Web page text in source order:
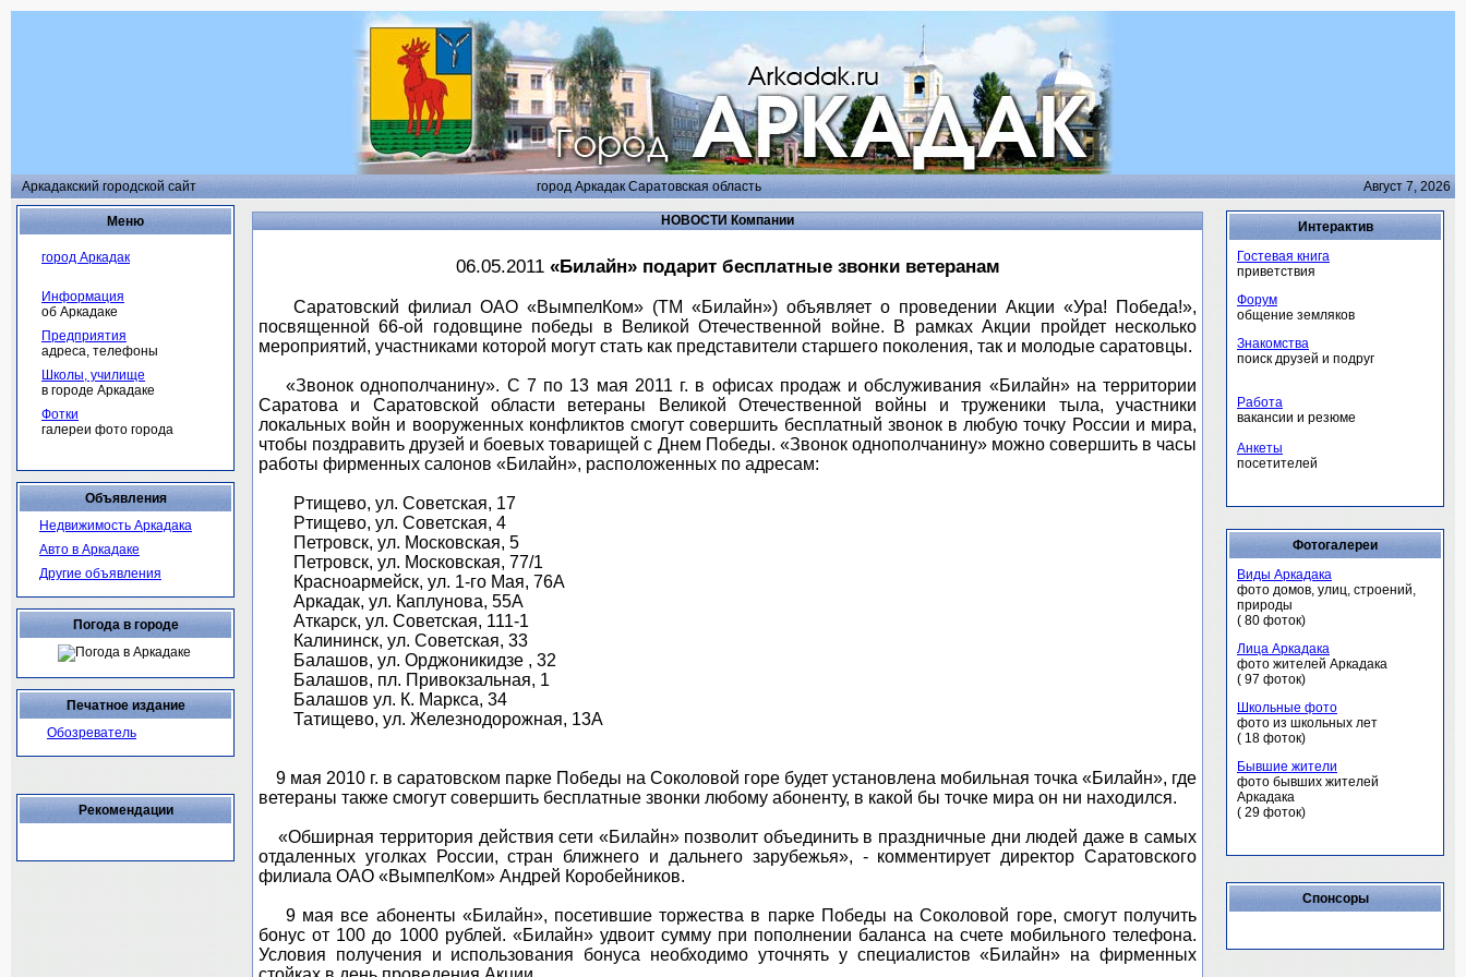
Аркадакский городской сайт город Аркадак Саратовская область Август 7, 2026
Меню
город Аркадак
Информация
об Аркадаке
Предприятия
адреса, телефоны
Школы, училище
в городе Аркадаке
Фотки
галереи фото города
Объявления
Недвижимость Аркадака
Авто в Аркадаке
Другие объявления
Погода в городе
Печатное издание
Обозреватель
Рекомендации
НОВОСТИ Компании
06.05.2011 «Билайн» подарит бесплатные звонки ветеранам
Саратовский филиал ОАО «ВымпелКом» (ТМ «Билайн») объявляет о проведении Акции «Ура! Победа!»,
посвященной 66-ой годовщине победы в Великой Отечественной войне. В рамках Акции пройдет несколько
мероприятий, участниками которой могут стать как представители старшего поколения, так и молодые саратовцы.
«Звонок однополчанину». С 7 по 13 мая 2011 г. в офисах продаж и обслуживания «Билайн» на территории
Саратова и Саратовской области ветераны Великой Отечественной войны и труженики тыла, участники
локальных войн и вооруженных конфликтов смогут совершить бесплатный звонок в любую точку России и мира,
чтобы поздравить друзей и боевых товарищей с Днем Победы. «Звонок однополчанину» можно совершить в часы
работы фирменных салонов «Билайн», расположенных по адресам:
Ртищево, ул. Советская, 17
Ртищево, ул. Советская, 4
Петровск, ул. Московская, 5
Петровск, ул. Московская, 77/1
Красноармейск, ул. 1-го Мая, 76А
Аркадак, ул. Каплунова, 55А
Аткарск, ул. Советская, 111-1
Калининск, ул. Советская, 33
Балашов, ул. Орджоникидзе , 32
Балашов, пл. Привокзальная, 1
Балашов ул. К. Маркса, 34
Татищево, ул. Железнодорожная, 13А
9 мая 2010 г. в саратовском парке Победы на Соколовой горе будет установлена мобильная точка «Билайн», где
ветераны также смогут совершить бесплатные звонки любому абоненту, в какой бы точке мира он ни находился.
«Обширная территория действия сети «Билайн» позволит объединить в праздничные дни людей даже в самых
отдаленных уголках России, стран ближнего и дальнего зарубежья», - комментирует директор Саратовского
филиала ОАО «ВымпелКом» Андрей Коробейников.
9 мая все абоненты «Билайн», посетившие торжества в парке Победы на Соколовой горе, смогут получить
бонус от 100 до 1000 рублей. «Билайн» удвоит сумму при пополнении баланса на счете мобильного телефона.
Условия получения и использования бонуса необходимо уточнять у специалистов «Билайн» на фирменных
Интерактив
Гостевая книга
приветствия
Форум
общение земляков
Знакомства
поиск друзей и подруг
Работа
вакансии и резюме
Анкеты
посетителей
Фотогалереи
Виды Аркадака
фото домов, улиц, строений,
природы
( 80 фоток)
Лица Аркадака
фото жителей Аркадака
( 97 фоток)
Школьные фото
фото из школьных лет
( 18 фоток)
Бывшие жители
фото бывших жителей
Аркадака
( 29 фоток)
Спонсоры